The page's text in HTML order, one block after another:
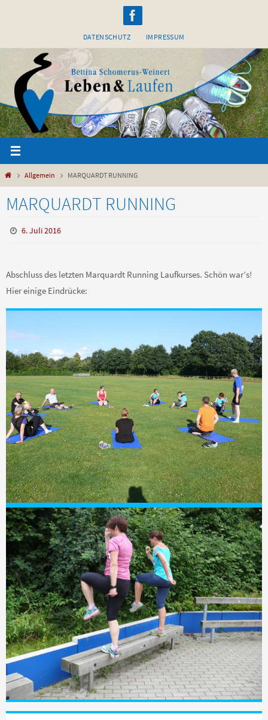
DATENSCHUTZ IMPRESSUM
StartAllgemein MARQUARDT RUNNING
MARQUARDT RUNNING
6. Juli 2016
Abschluss des letzten Marquardt Running Laufkurses. Schön war’s!
Hier einige Eindrücke: